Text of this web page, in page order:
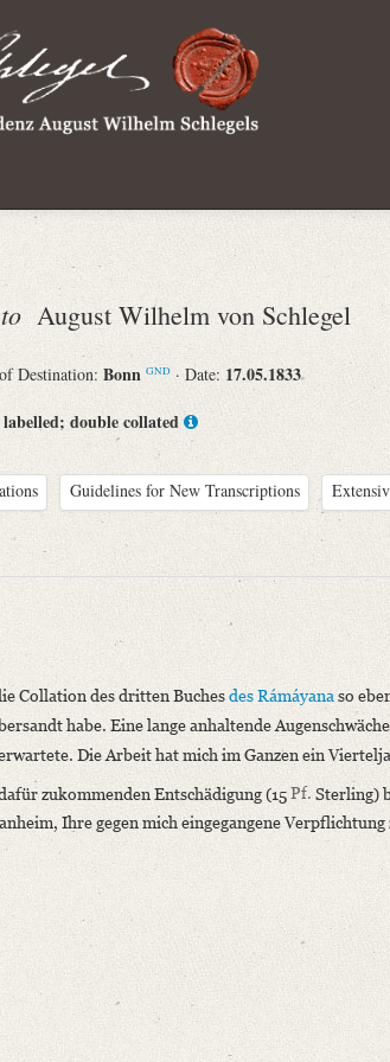
to August Wilhelm von Schlegel
Destination: Bonn GND · Date: 17.05.1833
double collated
Guidelines for New Transcriptions
- Staats- und Universitätsbibliothek
die Collation des dritten Buches des Rámáyana so eben
Collation des dritten Buchesdes Rámáyana so
habe. Eine lange anhaltende
Die Arbeit hat mich im Ganzen ein
zukommenden Entschädigung (15Pf.Sterling)
Ihre gegen mich eingegangene